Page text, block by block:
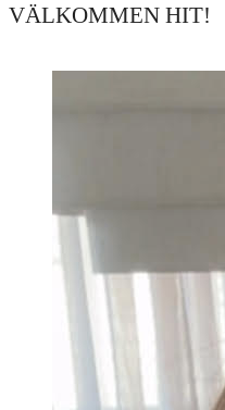
VÄLKOMMEN HIT!